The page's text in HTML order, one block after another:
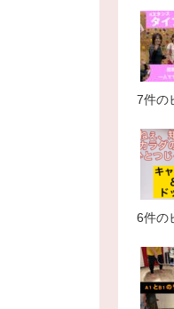
7件の
6件の